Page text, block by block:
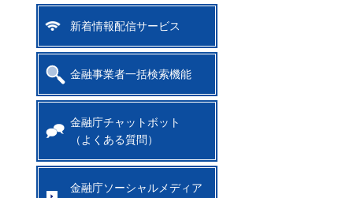
新着情報配信サービス
金融事業者一括検索機能
金融庁チャットボット
（よくある質問）
金融庁ソーシャルメディア